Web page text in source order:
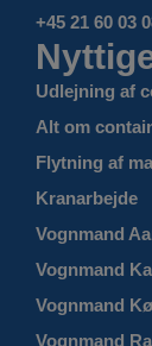
+45 21 60 03
Udlejning af
Alt om
Flytning af
Kranarbejde
Vognmand
Vognmand
Vognmand
Vognmand